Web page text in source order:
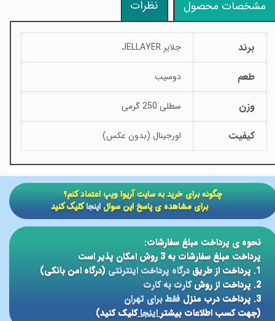
مشخصات محصول نظرات
برند جلایر JELLAYER
طعم دوسیب
وزن سطلی 250 گرمی
کیفیت اورجینال (بدون عکس)
نحوه ی پرداخت مبلغ سفارشات:
پرداخت مبلغ سفارشات به 3 روش امکان پذیر است
1. پرداخت از طریق
درگاه پرداخت اینترنتی(درگاه امن بانکی)
2. پرداخت از روش
کارت به کارت
3. پرداخت درب منزل
فقط برای تهران
(جهت کسب اطلاعات بیشتر اینجاکلیک کنید)
​​چگونه برای خرید به سایت آریوا ویپ اعتماد کنم؟
برای مشاهده ی پاسخ این سوالاینجاکلیک کنید